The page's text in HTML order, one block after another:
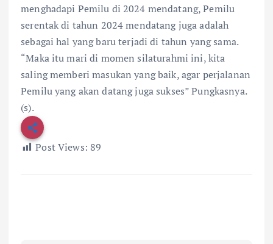
menghadapi Pemilu di 2024 mendatang, Pemilu
serentak di tahun 2024 mendatang juga adalah
sebagai hal yang baru terjadi di tahun yang sama.
“Maka itu mari di momen silaturahmi ini, kita
saling memberi masukan yang baik, agar perjalanan
Pemilu yang akan datang juga sukses” Pungkasnya.
(s).
Post Views: 89